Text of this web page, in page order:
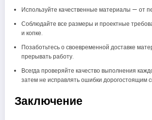
Используйте качественные материалы — от
Соблюдайте все размеры и проектные
и копке.
Позаботьтесь о своевременной доставке
прерывать работу.
Всегда проверяйте качество выполнения
затем не исправлять ошибки дорогостоящим
Заключение